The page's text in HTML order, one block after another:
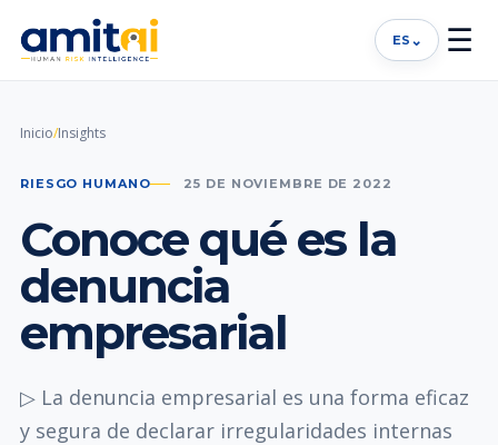
ES ⌄ ☰
Inicio/Insights
RIESGO HUMANO 25 DE NOVIEMBRE DE 2022
Conoce qué es la
denuncia
empresarial
▷ La denuncia empresarial es una forma eficaz
y segura de declarar irregularidades internas